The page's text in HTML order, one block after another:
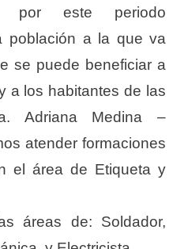
por este periodo
población a la que va
se puede beneficiar a
a los habitantes de las
Adriana Medina –
atender formaciones
el área de Etiqueta y
áreas de: Soldador,